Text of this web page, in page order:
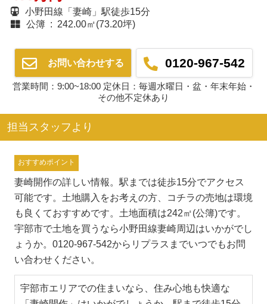
小野田線「妻崎」駅徒歩15分
公簿 : 242.00㎡(73.20坪)
お問い合わせする 0120-967-542
営業時間：9:00~18:00 定休日：毎週水曜日・盆・年末年始・
その他不定休あり
担当スタッフより
おすすめポイント
妻崎開作の詳しい情報。駅までは徒歩15分でアクセス
可能です。土地購入をお考えの方、コチラの売地は環境
も良くておすすめです。土地面積は242㎡(公簿)です。
宇部市で土地を買うなら小野田線妻崎周辺はいかがでし
ょうか。0120-967-542からリプラスまでいつでもお問
い合わせください。
宇部市エリアでの住まいなら、住み心地も快適な